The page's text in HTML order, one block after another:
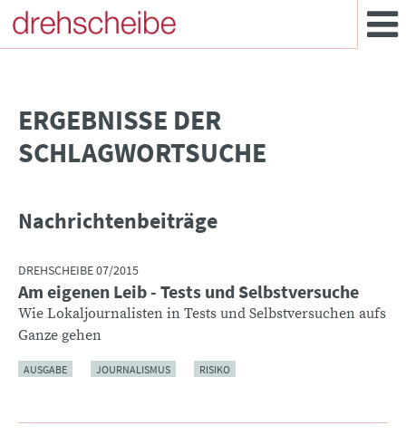
­ERGEBNISSE DER
SCHLAGWORTSUCHE
Nachrichtenbeiträge
DREHSCHEIBE 07/2015
Am eigenen Leib - Tests und Selbstversuche
Wie Lokaljournalisten in Tests und Selbstversuchen aufs
Ganze gehen
AUSGABE JOURNALISMUS RISIKO